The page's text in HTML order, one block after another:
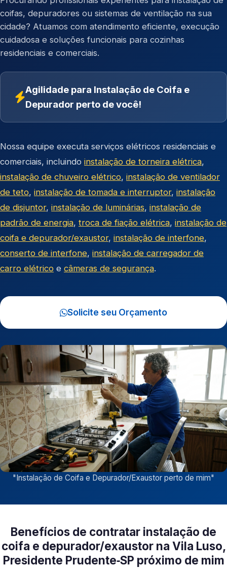
coifas, depuradores ou sistemas de ventilação na sua
cidade? Atuamos com atendimento eficiente, execução
cuidadosa e soluções funcionais para cozinhas
residenciais e comerciais.
Agilidade para Instalação de Coifa e
Depurador perto de você!
Nossa equipe executa serviços elétricos residenciais e
comerciais, incluindo instalação de torneira elétrica,
instalação de chuveiro elétrico, instalação de ventilador
de teto, instalação de tomada e interruptor, instalação
de disjuntor, instalação de luminárias, instalação de
padrão de energia, troca de fiação elétrica, instalação de
coifa e depurador/exaustor, instalação de interfone,
conserto de interfone, instalação de carregador de
carro elétrico e câmeras de segurança.
Solicite seu Orçamento
"Instalação de Coifa e Depurador/Exaustor perto de mim"
Benefícios de contratar instalação de
coifa e depurador/exaustor na Vila Luso,
Presidente Prudente‑SP próximo de mim